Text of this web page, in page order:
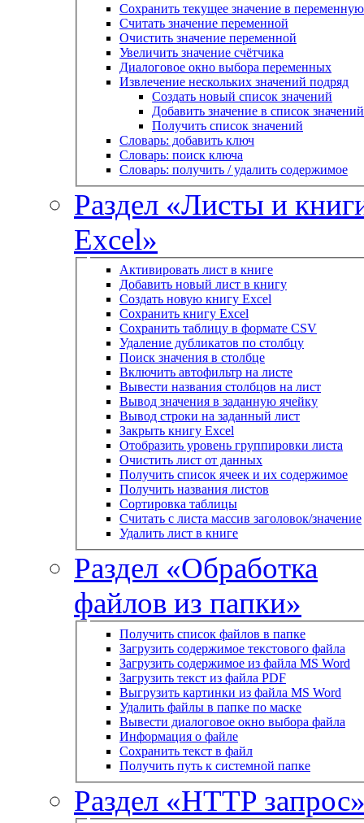
Сохранить текущее значение в переменную
Считать значение переменной
Очистить значение переменной
Увеличить значение счётчика
Диалоговое окно выбора переменных
Извлечение нескольких значений подряд
Создать новый список значений
Добавить значение в список значений
Получить список значений
Словарь: добавить ключ
Словарь: поиск ключа
Словарь: получить / удалить содержимое
Раздел «Листы и
Excel»
Активировать лист в книге
Добавить новый лист в книгу
Создать новую книгу Excel
Сохранить книгу Excel
Сохранить таблицу в формате CSV
Удаление дубликатов по столбцу
Поиск значения в столбце
Включить автофильтр на листе
Вывести названия столбцов на лист
Вывод значения в заданную ячейку
Вывод строки на заданный лист
Закрыть книгу Excel
Отобразить уровень группировки листа
Очистить лист от данных
Получить список ячеек и их содержимое
Получить названия листов
Сортировка таблицы
Считать с листа массив заголовок/значение
Удалить лист в книге
Раздел «Обработка
файлов из папки»
Получить список файлов в папке
Загрузить содержимое текстового файла
Загрузить содержимое из файла MS Word
Загрузить текст из файла PDF
Выгрузить картинки из файла MS Word
Удалить файлы в папке по маске
Вывести диалоговое окно выбора файла
Информация о файле
Сохранить текст в файл
Получить путь к системной папке
Раздел «HTTP